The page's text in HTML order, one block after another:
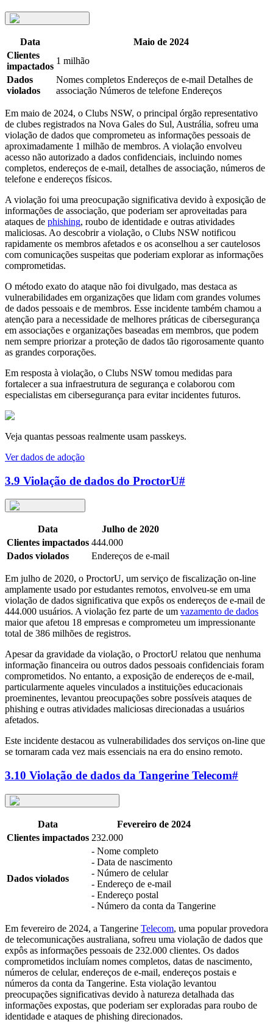
Data
Maio de 2024
Clientes
impactados
1 milhão
Dados
violados
Nomes completos Endereços de e-mail Detalhes de
associação Números de telefone Endereços
Em maio de 2024, o Clubs NSW, o principal órgão representativo
de clubes registrados na Nova Gales do Sul, Austrália, sofreu uma
violação de dados que comprometeu as informações pessoais de
aproximadamente 1 milhão de membros. A violação envolveu
acesso não autorizado a dados confidenciais, incluindo nomes
completos, endereços de e-mail, detalhes de associação, números de
telefone e endereços físicos.
A violação foi uma preocupação significativa devido à exposição de
informações de associação, que poderiam ser aproveitadas para
ataques de phishing, roubo de identidade e outras atividades
maliciosas. Ao descobrir a violação, o Clubs NSW notificou
rapidamente os membros afetados e os aconselhou a ser cautelosos
com comunicações suspeitas que poderiam explorar as informações
comprometidas.
O método exato do ataque não foi divulgado, mas destaca as
vulnerabilidades em organizações que lidam com grandes volumes
de dados pessoais e de membros. Esse incidente também chamou a
atenção para a necessidade de melhores práticas de cibersegurança
em associações e organizações baseadas em membros, que podem
nem sempre priorizar a proteção de dados tão rigorosamente quanto
as grandes corporações.
Em resposta à violação, o Clubs NSW tomou medidas para
fortalecer a sua infraestrutura de segurança e colaborou com
especialistas em cibersegurança para evitar incidentes futuros.
Veja quantas pessoas realmente usam passkeys.
Ver dados de adoção
3.9 Violação de dados do ProctorU#
Data
Julho de 2020
Clientes impactados 444.000
Dados violados
Endereços de e-mail
Em julho de 2020, o ProctorU, um serviço de fiscalização on-line
amplamente usado por estudantes remotos, envolveu-se em uma
violação de dados significativa que expôs os endereços de e-mail de
444.000 usuários. A violação fez parte de um vazamento de dados
maior que afetou 18 empresas e comprometeu um impressionante
total de 386 milhões de registros.
Apesar da gravidade da violação, o ProctorU relatou que nenhuma
informação financeira ou outros dados pessoais confidenciais foram
comprometidos. No entanto, a exposição de endereços de e-mail,
particularmente aqueles vinculados a instituições educacionais
proeminentes, levantou preocupações sobre possíveis ataques de
phishing e outras atividades maliciosas direcionadas a usuários
afetados.
Este incidente destacou as vulnerabilidades dos serviços on-line que
se tornaram cada vez mais essenciais na era do ensino remoto.
3.10 Violação de dados da Tangerine Telecom#
Data
Fevereiro de 2024
Clientes impactados 232.000
Dados violados
- Nome completo
- Data de nascimento
- Número de celular
- Endereço de e-mail
- Endereço postal
- Número da conta da Tangerine
Em fevereiro de 2024, a Tangerine Telecom, uma popular provedora
de telecomunicações australiana, sofreu uma violação de dados que
expôs as informações pessoais de 232.000 clientes. Os dados
comprometidos incluíam nomes completos, datas de nascimento,
números de celular, endereços de e-mail, endereços postais e
números da conta da Tangerine. Esta violação levantou
preocupações significativas devido à natureza detalhada das
informações expostas, que poderiam ser exploradas para roubo de
identidade e ataques de phishing direcionados.